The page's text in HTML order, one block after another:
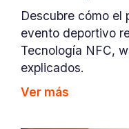
Descubre cómo el
evento deportivo
Tecnología NFC,
explicados.
Ver más